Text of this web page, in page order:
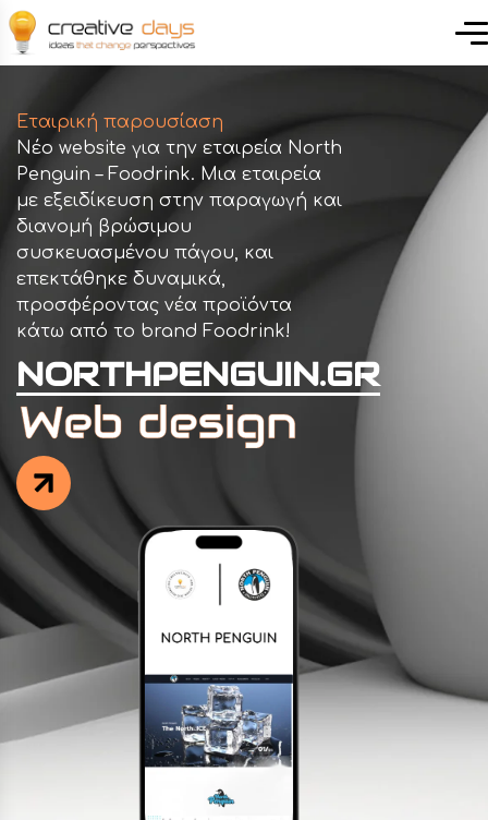
Εταιρική παρουσίαση
Νέο website για την εταιρεία North
Penguin – Foodrink. Μια εταιρεία
με εξειδίκευση στην παραγωγή και
διανομή βρώσιμου
συσκευασμένου πάγου, και
επεκτάθηκε δυναμικά,
προσφέροντας νέα προϊόντα
κάτω από το brand Foodrink!
NORTHPENGUIN.GR
Facebook
Instagram
LinkedIn
info@creativedays.gr